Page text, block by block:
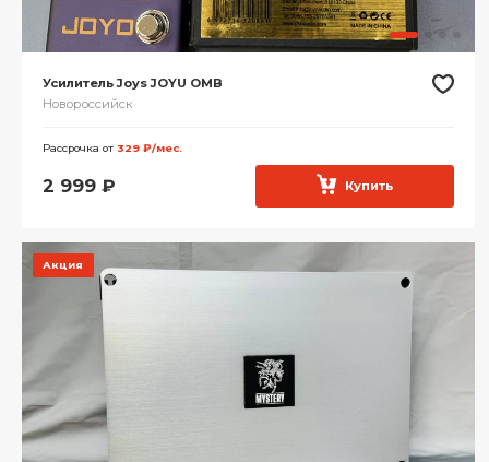
Усилитель Joys JOYU OMB
Новороссийск
Рассрочка от 329 ₽/мес.
2 999 ₽ Купить
Акция